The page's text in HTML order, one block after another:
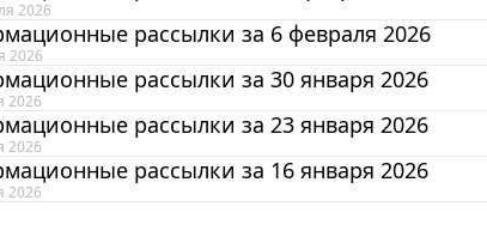
2026
рассылки за 6 февраля 2026
2026
рассылки за 30 января 2026
2026
рассылки за 23 января 2026
2026
рассылки за 16 января 2026
2026